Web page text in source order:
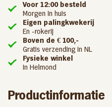
Voor 12:00 besteld
Morgen in huis
Eigen palingkwekerij
En -rokerij
Boven de € 100,-
Gratis verzending in NL
Fysieke winkel
In Helmond
Productinformatie